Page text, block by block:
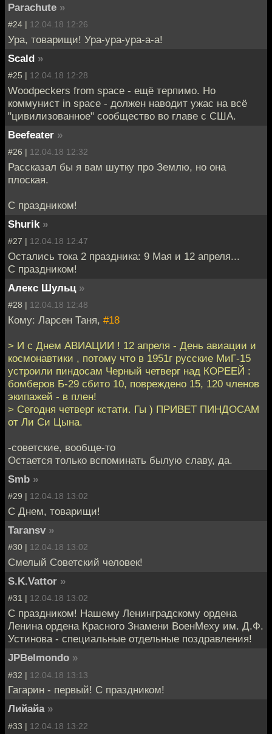
Parachute »
#24 | 12.04.18 12:26
Ура, товарищи! Ура-ура-ура-а-а!
Scald »
#25 | 12.04.18 12:28
Woodpeckers from space - ещё терпимо. Но
коммунист in space - должен наводит ужас на всё
"цивилизованное" сообщество во главе с США.
Beefeater »
#26 | 12.04.18 12:32
Рассказал бы я вам шутку про Землю, но она
плоская.
С праздником!
Shurik »
#27 | 12.04.18 12:47
Остались тока 2 праздника: 9 Мая и 12 апреля...
С праздником!
Алекс Шульц »
#28 | 12.04.18 12:48
Кому: Ларсен Таня, #18
> И с Днем АВИАЦИИ ! 12 апреля - День авиации и
космонавтики , потому что в 1951г русские МиГ-15
устроили пиндосам Черный четверг над КОРЕЕЙ :
бомберов Б-29 сбито 10, повреждено 15, 120 членов
экипажей - в плен!
> Сегодня четверг кстати. Гы ) ПРИВЕТ ПИНДОСАМ
от Ли Си Цына.
-советские, вообще-то
Остается только вспоминать былую славу, да.
Smb »
#29 | 12.04.18 13:02
С Днем, товарищи!
Taransv »
#30 | 12.04.18 13:02
Смелый Советский человек!
S.K.Vattor »
#31 | 12.04.18 13:02
С праздником! Нашему Ленинградскому ордена
Ленина ордена Красного Знамени ВоенМеху им. Д.Ф.
Устинова - специальные отдельные поздравления!
JPBelmondo »
#32 | 12.04.18 13:13
Гагарин - первый! С праздником!
Лийайа »
#33 | 12.04.18 13:22